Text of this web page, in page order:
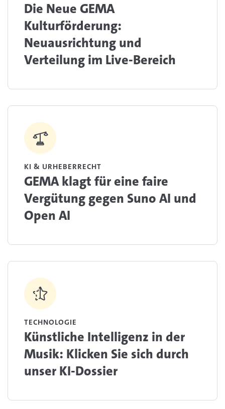
Die Neue GEMA
Kulturförderung:
Neuausrichtung und
Verteilung im Live-Bereich
KI & URHEBERRECHT
GEMA klagt für eine faire
Vergütung gegen Suno AI und
Open AI
TECHNOLOGIE
Künstliche Intelligenz in der
Musik: Klicken Sie sich durch
unser KI-Dossier